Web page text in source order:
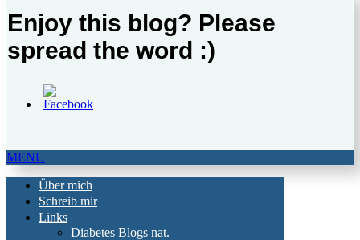
Enjoy this blog? Please
spread the word :)
MENU
Über mich
Schreib mir
Links
Diabetes Blogs nat.